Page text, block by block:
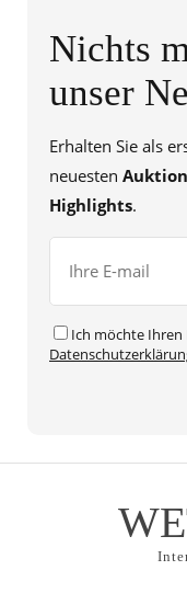
Nichts
unser
Erhalten Sie als
neuesten
Highlights.
Ich möchte